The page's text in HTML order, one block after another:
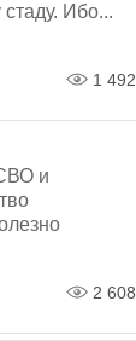
Ибо...
1 492
и
2 608